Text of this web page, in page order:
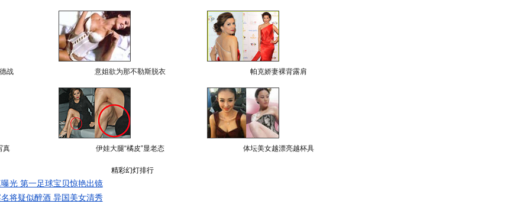
战 意姐欲为那不勒斯脱衣 帕克娇妻裸背露肩
真 伊娃大腿“橘皮”显老态 体坛美女越漂亮越杯具
精彩幻灯排行
光 第一足球宝贝惊艳出镜
将疑似醉酒 异国美女清秀